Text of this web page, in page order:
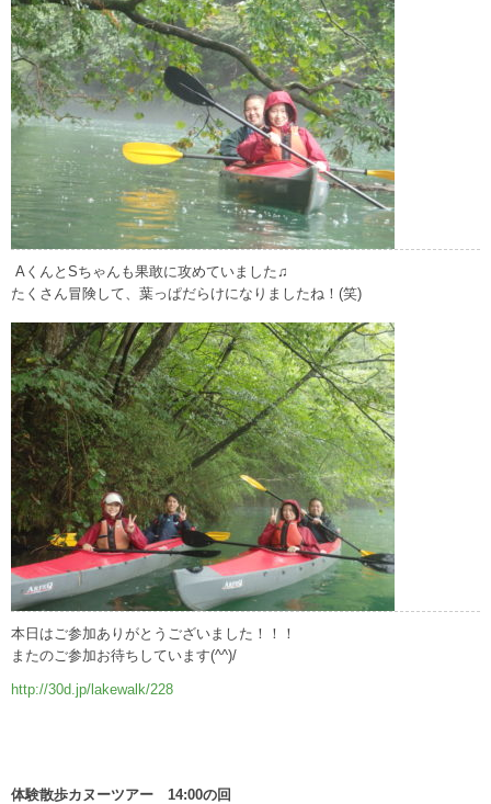
AくんとSちゃんも果敢に攻めていました♫
たくさん冒険して、葉っぱだらけになりましたね！(笑)
本日はご参加ありがとうございました！！！
またのご参加お待ちしています(^^)/
http://30d.jp/lakewalk/228
体験散歩カヌーツアー 14:00の回